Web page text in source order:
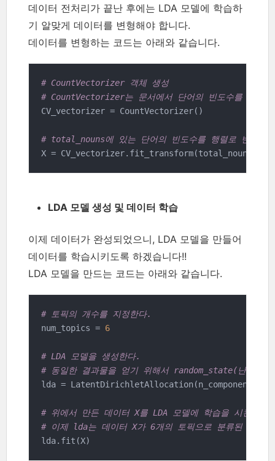
데이터 전처리가 끝난 후에는 LDA 모델에 학습하
기 알맞게 데이터를 변형해야 합니다.
데이터를 변형하는 코드는 아래와 같습니다.
# CountVectorizer 객체 생성
# CountVectorizer는 문서에서 단어의 빈도수를 계산
CV_vectorizer = CountVectorizer()
# total_nouns에 있는 단어의 빈도수를 행렬로 변경한
X = CV_vectorizer.fit_transform(total_nouns)
LDA 모델 생성 및 데이터 학습
이제 데이터가 완성되었으니, LDA 모델을 만들어
데이터를 학습시키도록 하겠습니다!!
LDA 모델을 만드는 코드는 아래와 같습니다.
# 토픽의 개수를 지정한다.
num_topics = 6
# LDA 모델을 생성한다.
# 동일한 결과물을 얻기 위해서 random_state(난수)를
lda =
# 위에서 만든 데이터 X를 LDA 모델에 학습을 시킨다.
# 이제 lda는 데이터 X가 6개의 토픽으로 분류된 정보
lda.fit(X)